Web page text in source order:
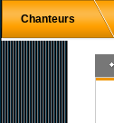
Chanteurs